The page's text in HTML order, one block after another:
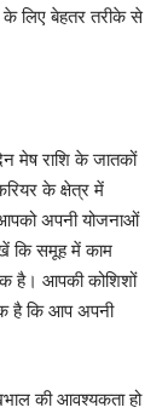
के लिए बेहतर तरीके से
मेष राशि के जातकों
के क्षेत्र में
अपनी योजनाओं
कि समूह में काम
है। आपकी कोशिशों
है कि आप अपनी
की आवश्यकता हो